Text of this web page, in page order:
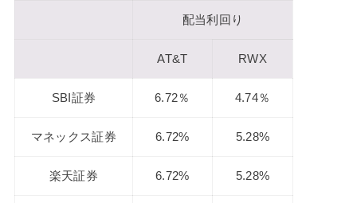
配当利回り
AT&T RWX
SBI証券 6.72％ 4.74％
マネックス証券 6.72% 5.28%
楽天証券 6.72% 5.28%